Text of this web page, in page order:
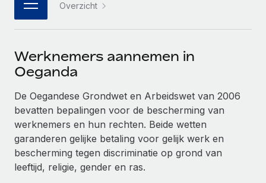
Integraties
Krijg hulp van global HR- en juridische experts
Achtergrondonderzoek
Vereenvoudig het screeningsproces van
kandidaten
Strategische technologiepartners
Een partner worden
Ontdek hoe je met ons kunt samenwerken
Integraties en advies over AI-automatiseringen
CASESTUDY'S
Hoe AI-pionier Weaviate zijn team met 120%
Webinars
Newsroom
Inzichtencentrum
Support
Alle bronnen bekijken
한국어
Overzicht
Werknemers aannemen in
Oeganda
De Oegandese Grondwet en Arbeidswet van 2006
bevatten bepalingen voor de bescherming van
werknemers en hun rechten. Beide wetten
garanderen gelijke betaling voor gelijk werk en
bescherming tegen discriminatie op grond van
leeftijd, religie, gender en ras.